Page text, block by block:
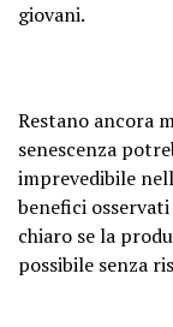
giovani.
Restano ancora
senescenza
imprevedibile
benefici
chiaro se la
possibile senza